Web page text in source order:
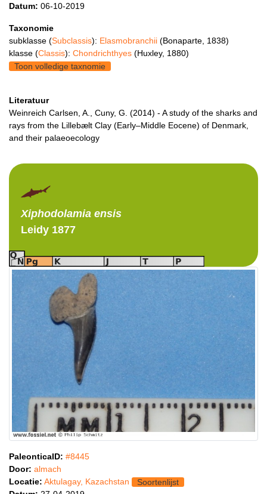
Datum: 06-10-2019
Taxonomie
subklasse (Subclassis): Elasmobranchii (Bonaparte, 1838)
klasse (Classis): Chondrichthyes (Huxley, 1880)
Toon volledige taxnomie
Literatuur
Weinreich Carlsen, A., Cuny, G. (2014) - A study of the sharks and
rays from the Lillebælt Clay (Early–Middle Eocene) of Denmark,
and their palaeoecology
Xiphodolamia ensis
Leidy 1877
PaleonticaID: #8445
Door: almach
Locatie: Aktulagay, Kazachstan
Soortenlijst